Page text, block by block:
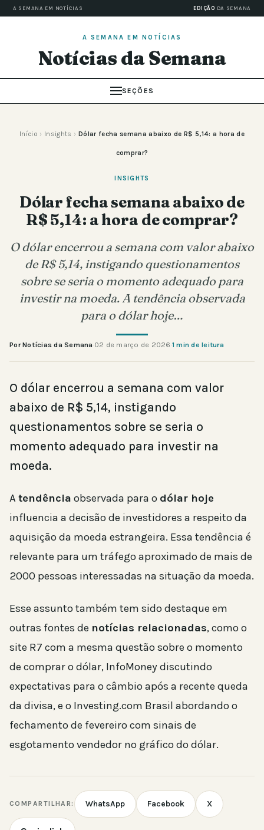
A SEMANA EM NOTÍCIAS EDIÇÃO DA SEMANA
A SEMANA EM NOTÍCIAS
Notícias da Semana
SEÇÕES
Início › Insights › Dólar fecha semana abaixo de R$ 5,14: a hora de
comprar?
INSIGHTS
Dólar fecha semana abaixo de
R$ 5,14: a hora de comprar?
O dólar encerrou a semana com valor abaixo
de R$ 5,14, instigando questionamentos
sobre se seria o momento adequado para
investir na moeda. A tendência observada
para o dólar hoje…
Por Notícias da Semana·02 de março de 2026·1 min de leitura
O dólar encerrou a semana com valor
abaixo de R$ 5,14, instigando
questionamentos sobre se seria o
momento adequado para investir na
moeda.
A tendência observada para o dólar hoje
influencia a decisão de investidores a respeito da
aquisição da moeda estrangeira. Essa tendência é
relevante para um tráfego aproximado de mais de
2000 pessoas interessadas na situação da moeda.
Esse assunto também tem sido destaque em
outras fontes de notícias relacionadas, como o
site R7 com a mesma questão sobre o momento
de comprar o dólar, InfoMoney discutindo
expectativas para o câmbio após a recente queda
da divisa, e o Investing.com Brasil abordando o
fechamento de fevereiro com sinais de
esgotamento vendedor no gráfico do dólar.
COMPARTILHAR: WhatsApp Facebook X